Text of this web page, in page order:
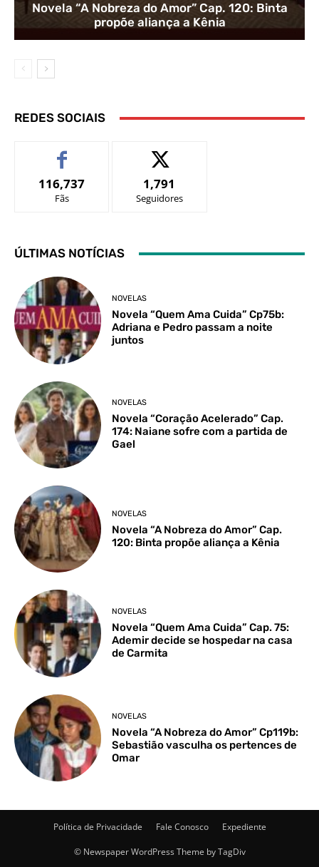
Novela “A Nobreza do Amor” Cap. 120: Binta
propõe aliança a Kênia
REDES SOCIAIS
116,737
Fãs
1,791
Seguidores
ÚLTIMAS NOTÍCIAS
NOVELAS
Novela “Quem Ama Cuida” Cp75b:
Adriana e Pedro passam a noite
juntos
NOVELAS
Novela “Coração Acelerado” Cap.
174: Naiane sofre com a partida de
Gael
NOVELAS
Novela “A Nobreza do Amor” Cap.
120: Binta propõe aliança a Kênia
NOVELAS
Novela “Quem Ama Cuida” Cap. 75:
Ademir decide se hospedar na casa
de Carmita
NOVELAS
Novela “A Nobreza do Amor” Cp119b:
Sebastião vasculha os pertences de
Omar
Política de Privacidade Fale Conosco Expediente
© Newspaper WordPress Theme by TagDiv